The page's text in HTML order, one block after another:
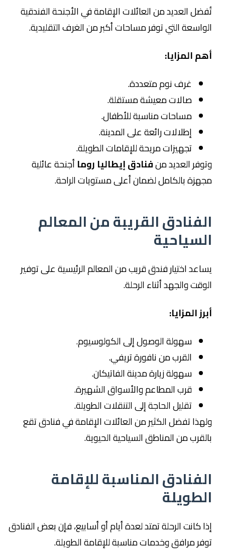
تُفضل العديد من العائلات الإقامة في الأجنحة الفندقية
الواسعة التي توفر مساحات أكبر من الغرف التقليدية.
أهم المزايا:
غرف نوم متعددة.
صالات معيشة مستقلة.
مساحات مناسبة للأطفال.
إطلالات رائعة على المدينة.
تجهيزات مريحة للإقامات الطويلة.
وتوفر العديد منفنادق إيطاليا روماأجنحة عائلية
مجهزة بالكامل لضمان أعلى مستويات الراحة.
الفنادق القريبة من المعالم
السياحية
يساعد اختيار فندق قريب من المعالم الرئيسية على توفير
الوقت والجهد أثناء الرحلة.
أبرز المزايا:
سهولة الوصول إلى الكولوسيوم.
القرب من نافورة تريفي.
سهولة زيارة مدينة الفاتيكان.
قرب المطاعم والأسواق الشهيرة.
تقليل الحاجة إلى التنقلات الطويلة.
ولهذا تفضل الكثير من العائلات الإقامة في فنادق تقع
بالقرب من المناطق السياحية الحيوية.
الفنادق المناسبة للإقامة
الطويلة
إذا كانت الرحلة تمتد لعدة أيام أو أسابيع، فإن بعض الفنادق
توفر مرافق وخدمات مناسبة للإقامة الطويلة.